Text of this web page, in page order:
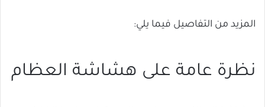
المزيد من التفاصيل فيما يلي:
نظرة عامة على هشاشة العظام